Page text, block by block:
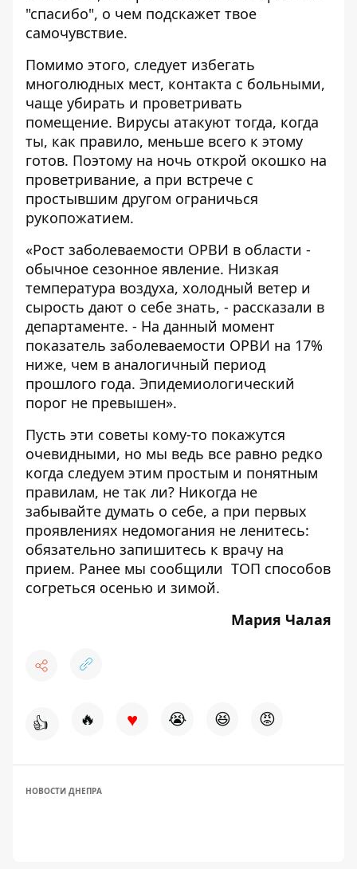
"спасибо", о чем подскажет твое
самочувствие.
Помимо этого, следует избегать
многолюдных мест, контакта с больными,
чаще убирать и проветривать
помещение. Вирусы атакуют тогда, когда
ты, как правило, меньше всего к этому
готов. Поэтому на ночь открой окошко на
проветривание, а при встрече с
простывшим другом ограничься
рукопожатием.
«Рост заболеваемости ОРВИ в области -
обычное сезонное явление. Низкая
температура воздуха, холодный ветер и
сырость дают о себе знать, - рассказали в
департаменте. - На данный момент
показатель заболеваемости ОРВИ на 17%
ниже, чем в аналогичный период
прошлого года. Эпидемиологический
порог не превышен».
Пусть эти советы кому-то покажутся
очевидными, но мы ведь все равно редко
когда следуем этим простым и понятным
правилам, не так ли? Никогда не
забывайте думать о себе, а при первых
проявлениях недомогания не ленитесь:
обязательно запишитесь к врачу на
прием. Ранее мы сообщили ТОП способов
согреться осенью и зимой.
Мария Чалая
👍 🔥 ♥ 😭 😆 😡
НОВОСТИ ДНЕПРА